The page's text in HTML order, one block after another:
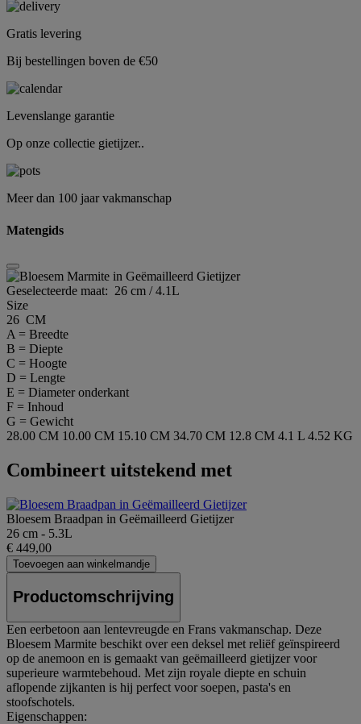
Gratis levering
Bij bestellingen boven de €50
Levenslange garantie
Op onze collectie gietijzer..
Meer dan 100 jaar vakmanschap
Matengids
Geselecteerde maat: 26 cm / 4.1L
Size
26 CM
A = Breedte
B = Diepte
C = Hoogte
D = Lengte
E = Diameter onderkant
F = Inhoud
G = Gewicht
28.00 CM 10.00 CM 15.10 CM 34.70 CM 12.8 CM 4.1 L 4.52 KG
Combineert uitstekend met
Bloesem Braadpan in Geëmailleerd Gietijzer
26 cm - 5.3L
€ 449,00
Toevoegen aan winkelmandje
Productomschrijving
Een eerbetoon aan lentevreugde en Frans vakmanschap. Deze
Bloesem Marmite beschikt over een deksel met reliëf geïnspireerd
op de anemoon en is gemaakt van geëmailleerd gietijzer voor
superieure warmtebehoud. Met zijn royale diepte en schuin
aflopende zijkanten is hij perfect voor soepen, pasta's en
stoofschotels.
Eigenschappen: